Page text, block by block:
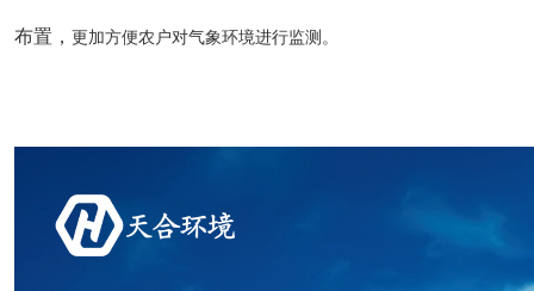
布置， 更加方便农户对气象环境进行监测。